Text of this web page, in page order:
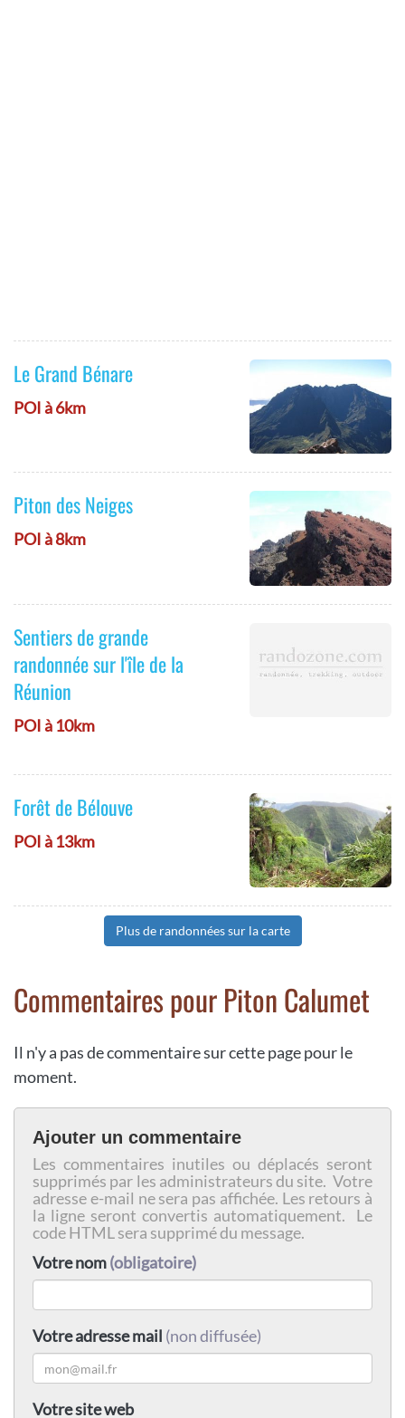
Le Grand Bénare
POI à 6km
Piton des Neiges
POI à 8km
Sentiers de grande
randonnée sur l'île de la
Réunion
POI à 10km
Forêt de Bélouve
POI à 13km
Plus de randonnées sur la carte
Commentaires pour Piton Calumet
Il n'y a pas de commentaire sur cette page pour le
moment.
Ajouter un commentaire
Les commentaires inutiles ou déplacés seront
supprimés par les administrateurs du site. Votre
adresse e-mail ne sera pas affichée. Les retours à
la ligne seront convertis automatiquement. Le
code HTML sera supprimé du message.
Votre nom(obligatoire)
Votre adresse mail (non diffusée)
Votre site web